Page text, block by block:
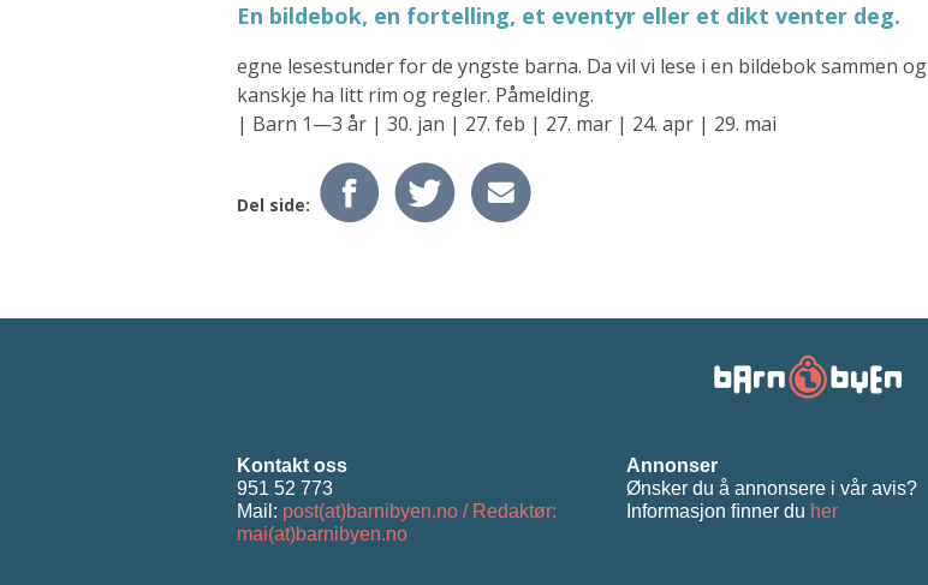
En bildebok, en fortelling, et eventyr eller et dikt venter deg.
egne lesestunder for de yngste barna. Da vil vi lese i en bildebok sammen og
kanskje ha litt rim og regler. Påmelding.
| Barn 1—3 år | 30. jan | 27. feb | 27. mar | 24. apr | 29. mai
Del side:
Kontakt oss
951 52 773
Mail: post(at)barnibyen.no / Redaktør:
mai(at)barnibyen.no
Annonser
Ønsker du å annonsere i vår avis?
Informasjon ﬁnner du her